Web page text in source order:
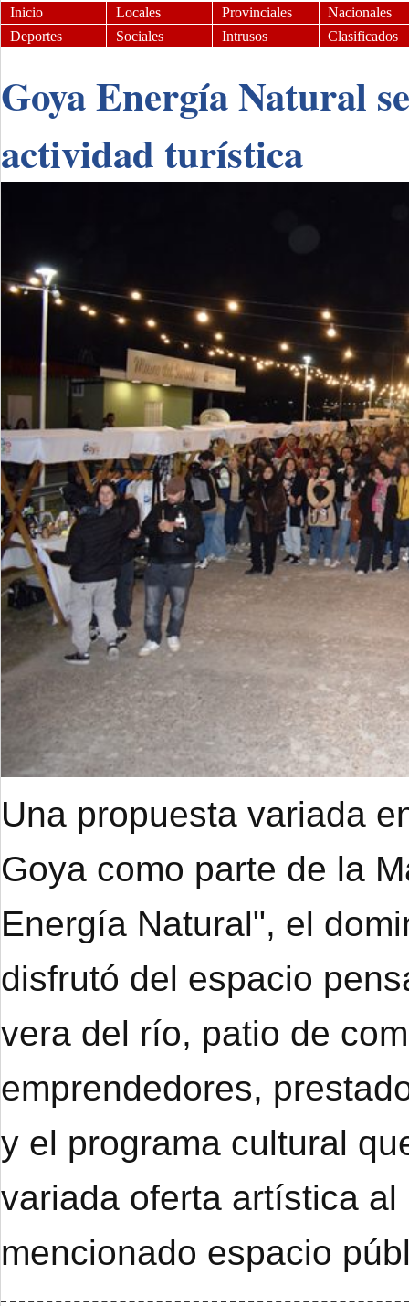
Inicio Locales Provinciales
Nacionales
Deportes
Sociales Intrusos Clasificados
Goya Energía Natural
actividad turística
Una propuesta variada
Goya como parte de la
Energía Natural", el
disfrutó del espacio
vera del río, patio de
emprendedores,
y el programa cultural
variada oferta artística
mencionado espacio